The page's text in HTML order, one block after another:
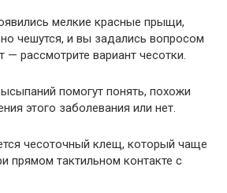
мелкие красные прыщи,
чешутся, и вы задались вопросом
рассмотрите вариант чесотки.
помогут понять, похожи
этого заболевания или нет.
чесоточный клещ, который чаще
прямом тактильном контакте с